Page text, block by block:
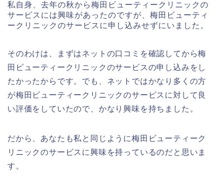
私自身、去年の秋から梅田ビューティークリニックの
サービスには興味があったのですが、梅田ビューティ
ークリニックのサービスに申し込みせずにいました。
そのわけは、まずはネットの口コミを確認してから梅
田ビューティークリニックのサービスの申し込みをし
たかったからです。でも、ネットではかなり多くの方
が梅田ビューティークリニックのサービスに対して良
い評価をしていたので、かなり興味を持ちました。
だから、あなたも私と同じように梅田ビューティーク
リニックのサービスに興味を持っているのだと思いま
す。